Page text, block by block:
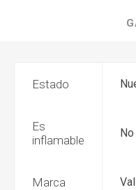
Estado
Es
inflamable
No
Marca